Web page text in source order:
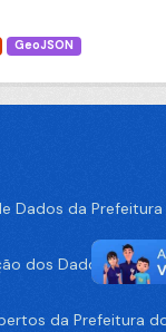
GeoJSON
Dados da
dos Dados no
da Prefeitura